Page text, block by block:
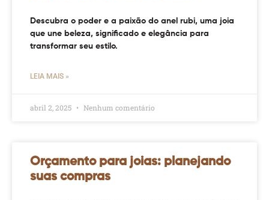
Descubra o poder e a paixão do anel rubi, uma joia
que une beleza, significado e elegância para
transformar seu estilo.
LEIA MAIS »
abril 2, 2025 Nenhum comentário
Orçamento para joias: planejando
suas compras